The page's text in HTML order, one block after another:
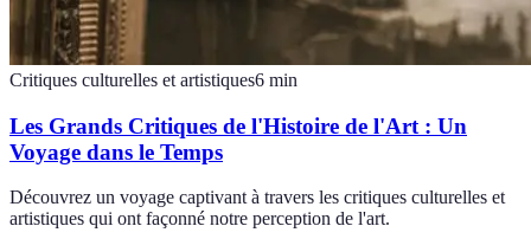
Critiques culturelles et artistiques6 min
Les Grands Critiques de l'Histoire de l'Art : Un
Voyage dans le Temps
Découvrez un voyage captivant à travers les critiques culturelles et
artistiques qui ont façonné notre perception de l'art.